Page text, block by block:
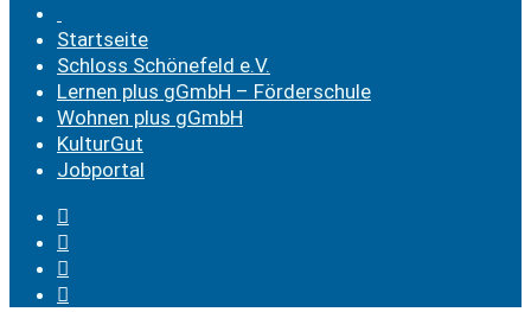
Startseite
Schloss Schönefeld e.V.
Lernen plus gGmbH – Förderschule
Wohnen plus gGmbH
KulturGut
Jobportal